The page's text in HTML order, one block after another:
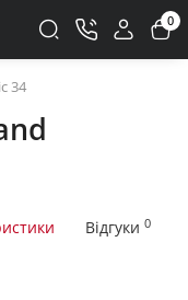
0
34
Відгуки 0